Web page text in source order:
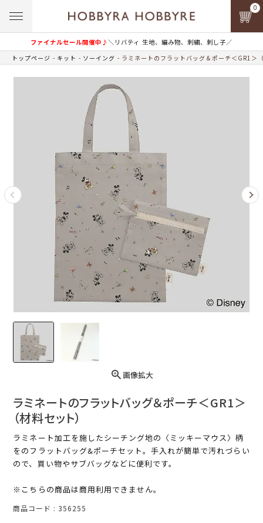
ファイナルセール開催中♪＼リバティ 生地、編み物、刺繍、刺し子／
0
トップページ キット ソーイング ラミネートのフラットバッグ＆ポーチ＜GR1＞
画像拡大
ラミネートのフラットバッグ＆ポーチ＜GR1＞
（材料セット）
ラミネート加工を施したシーチング地の〈ミッキーマウス〉柄
をのフラットバッグ&ポーチセット。手入れが簡単で汚れづらい
ので、買い物やサブバッグなどに便利です。
※こちらの商品は商用利用できません。
商品コード 356255